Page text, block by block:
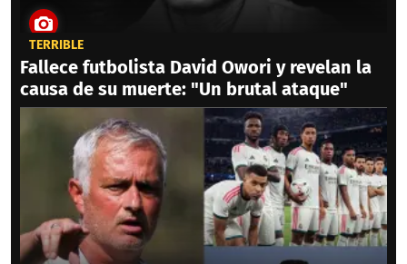
TERRIBLE
Fallece futbolista David Owori y revelan la
causa de su muerte: "Un brutal ataque"